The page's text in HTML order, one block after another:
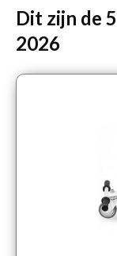
Dit zijn de
2026